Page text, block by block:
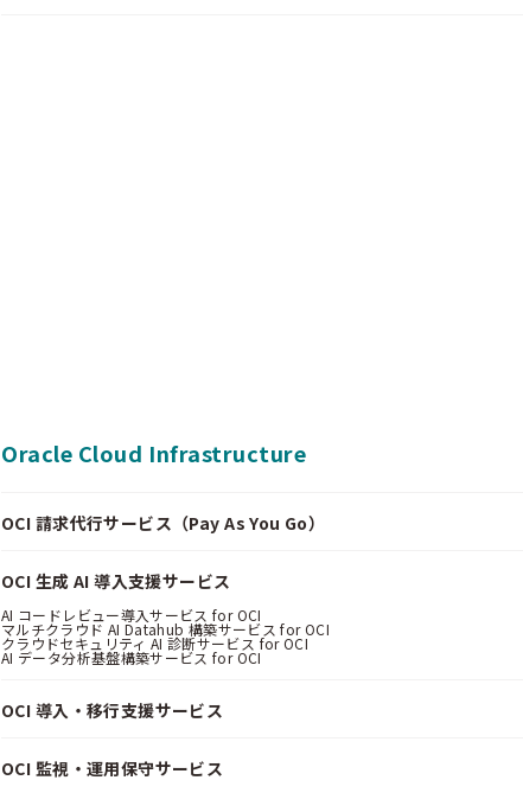
Oracle Cloud Infrastructure
OCI 請求代行サービス（Pay As You Go）
OCI 生成 AI 導入支援サービス
AI コードレビュー導入サービス for OCI
マルチクラウド AI Datahub 構築サービス for OCI
クラウドセキュリティ AI 診断サービス for OCI
AI データ分析基盤構築サービス for OCI
OCI 導入・移行支援サービス
OCI 監視・運用保守サービス